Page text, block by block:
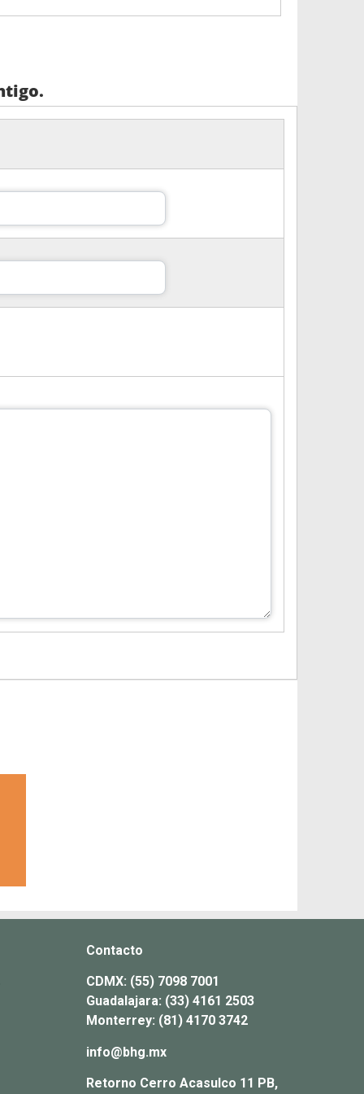
Contacto
CDMX: (55) 7098 7001
Guadalajara: (33) 4161 2503
Monterrey: (81) 4170 3742
info@bhg.mx
Retorno Cerro Acasulco 11 PB,